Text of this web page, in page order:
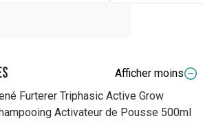
Afficher moins
Furterer Triphasic Active Grow
Activateur de Pousse 500ml